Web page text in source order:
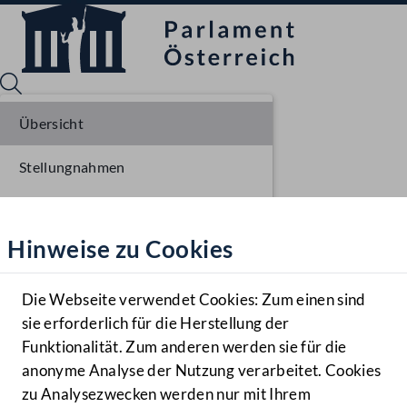
Hilfe
Benutzer
Navigationsmenü öffnen
MENÜ
Hinweise zu Cookies
Die Webseite verwendet Cookies: Zum einen sind
sie erforderlich für die Herstellung der
Funktionalität. Zum anderen werden sie für die
anonyme Analyse der Nutzung verarbeitet. Cookies
zu Analysezwecken werden nur mit Ihrem
Übersicht
Stellungnahmen